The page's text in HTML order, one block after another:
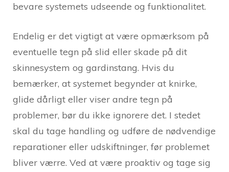
bevare systemets udseende og funktionalitet.
Endelig er det vigtigt at være opmærksom på
eventuelle tegn på slid eller skade på dit
skinnesystem og gardinstang. Hvis du
bemærker, at systemet begynder at knirke,
glide dårligt eller viser andre tegn på
problemer, bør du ikke ignorere det. I stedet
skal du tage handling og udføre de nødvendige
reparationer eller udskiftninger, før problemet
bliver værre. Ved at være proaktiv og tage sig